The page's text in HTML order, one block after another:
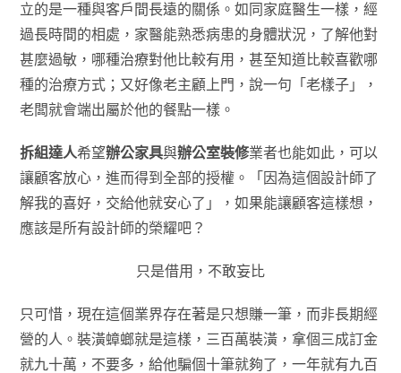
立的是一種與客戶間長遠的關係。如同家庭醫生一樣，經
過長時間的相處，家醫能熟悉病患的身體狀況，了解他對
甚麼過敏，哪種治療對他比較有用，甚至知道比較喜歡哪
種的治療方式；又好像老主顧上門，說一句「老樣子」，
老闆就會端出屬於他的餐點一樣。
拆組達人希望辦公家具與辦公室裝修業者也能如此，可以
讓顧客放心，進而得到全部的授權。「因為這個設計師了
解我的喜好，交給他就安心了」，如果能讓顧客這樣想，
應該是所有設計師的榮耀吧？
只是借用，不敢妄比
只可惜，現在這個業界存在著是只想賺一筆，而非長期經
營的人。裝潢蟑螂就是這樣，三百萬裝潢，拿個三成訂金
就九十萬，不要多，給他騙個十筆就夠了，一年就有九百